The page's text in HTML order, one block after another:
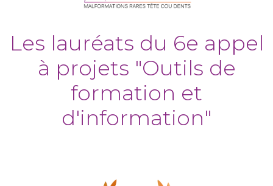
Les lauréats du 6e appel
à projets "Outils de
formation et
d'information"